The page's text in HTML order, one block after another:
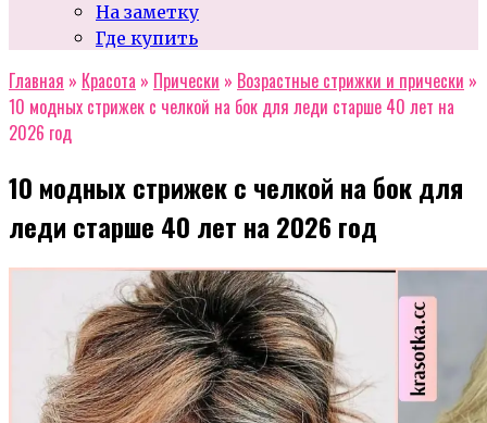
На заметку
Где купить
Главная » Красота » Прически » Возрастные стрижки и прически »
10 модных стрижек с челкой на бок для леди старше 40 лет на
2026 год
10 модных стрижек с челкой на бок для
леди старше 40 лет на 2026 год